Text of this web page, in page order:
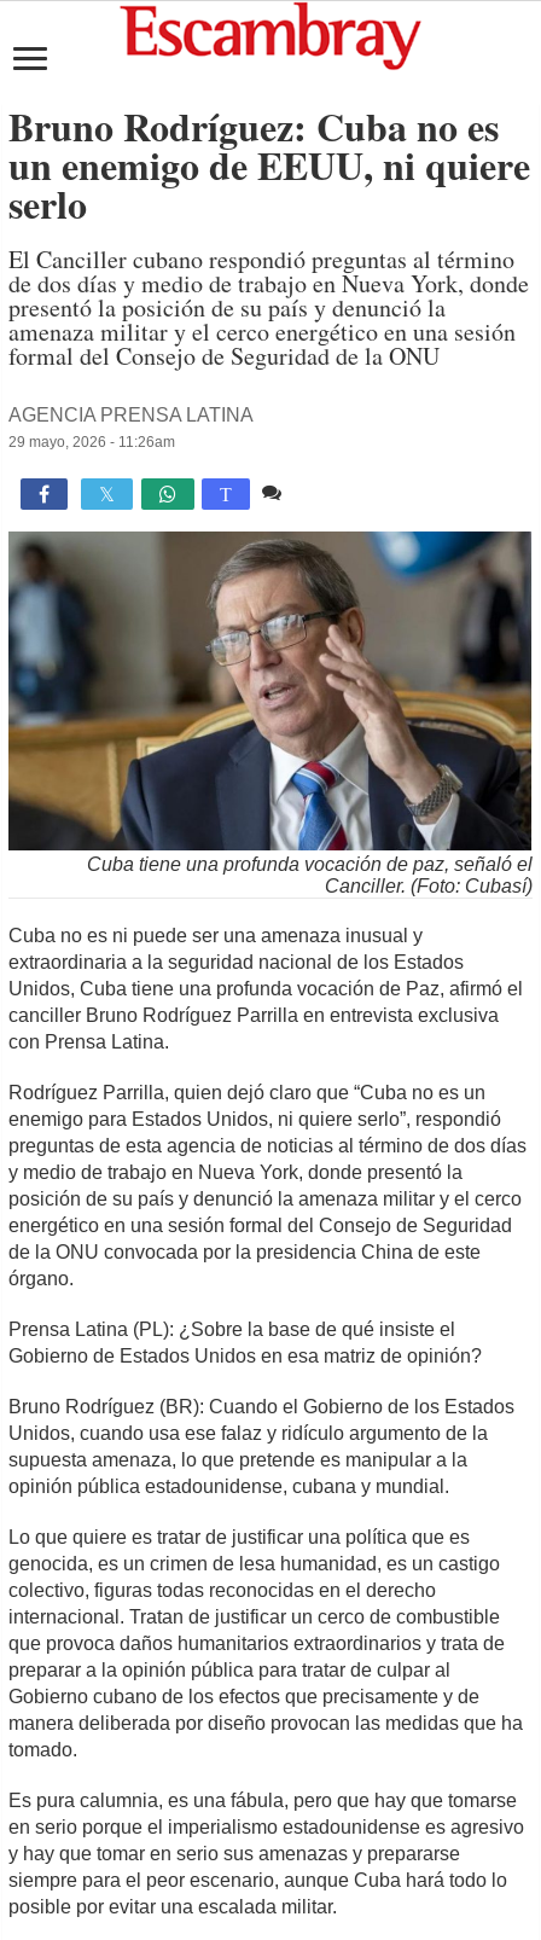
Bruno Rodríguez: Cuba no es
un enemigo de EEUU, ni quiere
serlo
El Canciller cubano respondió preguntas al término
de dos días y medio de trabajo en Nueva York, donde
presentó la posición de su país y denunció la
amenaza militar y el cerco energético en una sesión
formal del Consejo de Seguridad de la ONU
AGENCIA PRENSA LATINA
29 mayo, 2026 - 11:26am
 T
Cuba tiene una profunda vocación de paz, señaló el
Canciller. (Foto: Cubasí)
Cuba no es ni puede ser una amenaza inusual y
extraordinaria a la seguridad nacional de los Estados
Unidos, Cuba tiene una profunda vocación de Paz, afirmó el
canciller Bruno Rodríguez Parrilla en entrevista exclusiva
con Prensa Latina.
Rodríguez Parrilla, quien dejó claro que “Cuba no es un
enemigo para Estados Unidos, ni quiere serlo”, respondió
preguntas de esta agencia de noticias al término de dos días
y medio de trabajo en Nueva York, donde presentó la
posición de su país y denunció la amenaza militar y el cerco
energético en una sesión formal del Consejo de Seguridad
de la ONU convocada por la presidencia China de este
órgano.
Prensa Latina (PL): ¿Sobre la base de qué insiste el
Gobierno de Estados Unidos en esa matriz de opinión?
Bruno Rodríguez (BR): Cuando el Gobierno de los Estados
Unidos, cuando usa ese falaz y ridículo argumento de la
supuesta amenaza, lo que pretende es manipular a la
opinión pública estadounidense, cubana y mundial.
Lo que quiere es tratar de justificar una política que es
genocida, es un crimen de lesa humanidad, es un castigo
colectivo, figuras todas reconocidas en el derecho
internacional. Tratan de justificar un cerco de combustible
que provoca daños humanitarios extraordinarios y trata de
preparar a la opinión pública para tratar de culpar al
Gobierno cubano de los efectos que precisamente y de
manera deliberada por diseño provocan las medidas que ha
tomado.
Es pura calumnia, es una fábula, pero que hay que tomarse
en serio porque el imperialismo estadounidense es agresivo
y hay que tomar en serio sus amenazas y prepararse
siempre para el peor escenario, aunque Cuba hará todo lo
posible por evitar una escalada militar.